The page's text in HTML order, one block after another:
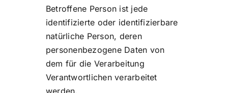
Betroffene Person ist jede
identifizierte oder identifizierbare
natürliche Person, deren
personenbezogene Daten von
dem für die Verarbeitung
Verantwortlichen verarbeitet
werden.